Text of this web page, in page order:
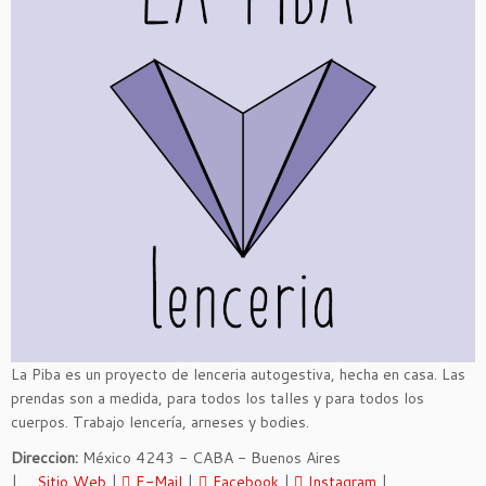
La Piba es un proyecto de lenceria autogestiva, hecha en casa. Las
prendas son a medida, para todos los talles y para todos los
cuerpos. Trabajo lencería, arneses y bodies.
Direccion: México 4243 - CABA - Buenos Aires
|
Sitio Web | E-Mail | Facebook | Instagram |